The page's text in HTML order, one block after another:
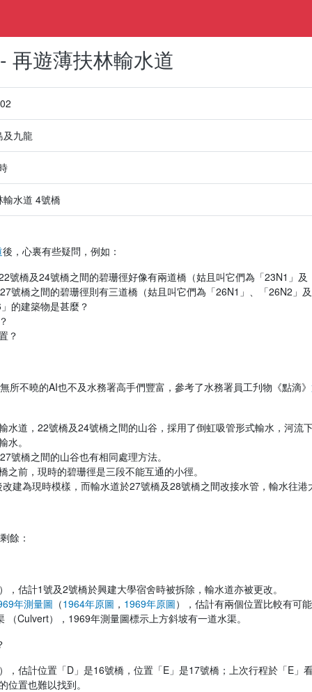
再遊薄扶林輸水道
及九龍
輸水道 4號橋
後，心裏有些疑問，例如：
號橋及24號橋之間的碧珊徑好像有兩道橋（姑且叫它們為「23N1」及
號橋之間的碧珊徑則有三道橋（姑且叫它們為「26N1」、「26N2」
的建築物是甚麼？
？
所不曉的AI也不及水務署高手們豐富，參考了水務署員工刋物《點滴》
水道，22號橋及24號橋之間的山谷，採用了倒虹吸管形式輸水，河
水。
號橋之間的山谷也有相同處理方法。
之前，現時的碧珊徑是三段不能互通的小徑。
改建為現時模樣，而輸水道於27號橋及28號橋之間改接水管，輸水往
餘：
，估計1號及2號橋於興建大學宿舍時被拆除，輸水道亦被更改。
年測量圖 （1964年原圖 ， 1969年原圖），估計有兩個位置比較有可
（Culvert），1969年測量圖標示上方斜坡有一道水渠。
，估計位置「D」是16號橋，位置「E」是17號橋；上次行程於「E
位置也難以找到。